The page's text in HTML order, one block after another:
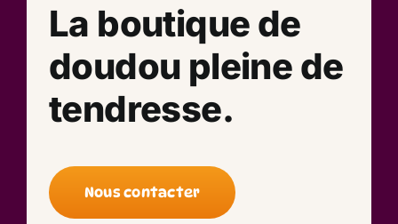
La boutique de
doudou pleine de
tendresse.
Nous contacter